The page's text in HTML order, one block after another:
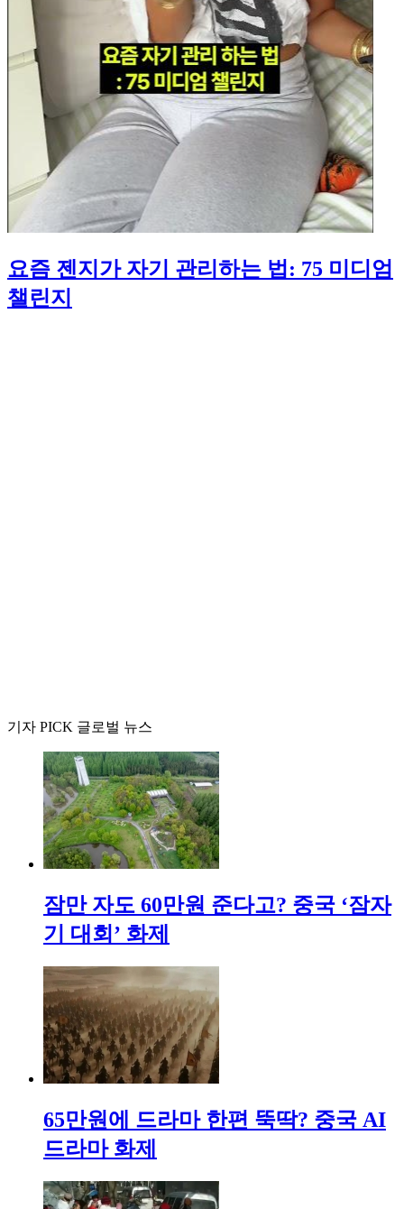
요즘 젠지가 자기 관리하는 법: 75 미디엄
챌린지
기자 PICK 글로벌 뉴스
잠만 자도 60만원 준다고? 중국 ‘잠자
기 대회’ 화제
65만원에 드라마 한편 뚝딱? 중국 AI
드라마 화제